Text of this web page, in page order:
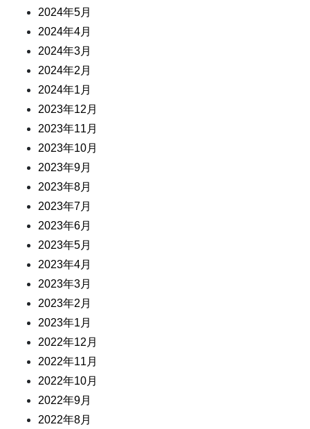
2024年5月
2024年4月
2024年3月
2024年2月
2024年1月
2023年12月
2023年11月
2023年10月
2023年9月
2023年8月
2023年7月
2023年6月
2023年5月
2023年4月
2023年3月
2023年2月
2023年1月
2022年12月
2022年11月
2022年10月
2022年9月
2022年8月